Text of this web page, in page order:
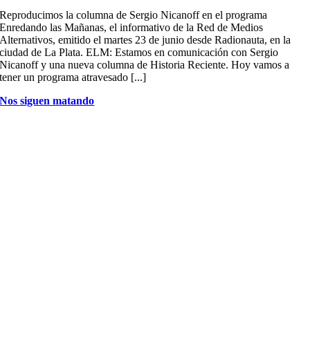
Reproducimos la columna de Sergio Nicanoff en el programa
Enredando las Mañanas, el informativo de la Red de Medios
Alternativos, emitido el martes 23 de junio desde Radionauta, en la
ciudad de La Plata. ELM: Estamos en comunicación con Sergio
Nicanoff y una nueva columna de Historia Reciente. Hoy vamos a
tener un programa atravesado [...]
Nos siguen matando